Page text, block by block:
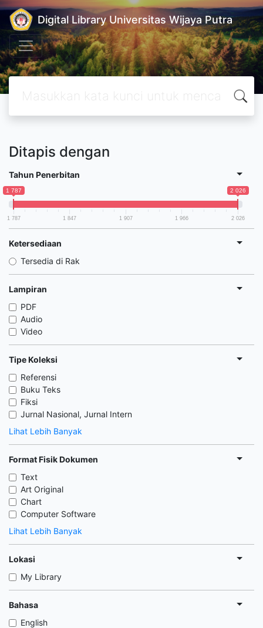
Digital Library Universitas Wijaya Putra
Ditapis dengan
Tahun Penerbitan
1 787 2 026
1 787 1 847 1 907 1 966 2 026
Ketersediaan
Tersedia di Rak
Lampiran
PDF
Audio
Video
Tipe Koleksi
Referensi
Buku Teks
Fiksi
Jurnal Nasional, Jurnal Intern
Lihat Lebih Banyak
Format Fisik Dokumen
Text
Art Original
Chart
Computer Software
Lihat Lebih Banyak
Lokasi
My Library
Bahasa
English